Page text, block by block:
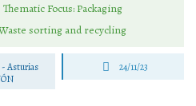
Thematic Focus: Packaging
sorting and recycling
- Asturias
24/11/23